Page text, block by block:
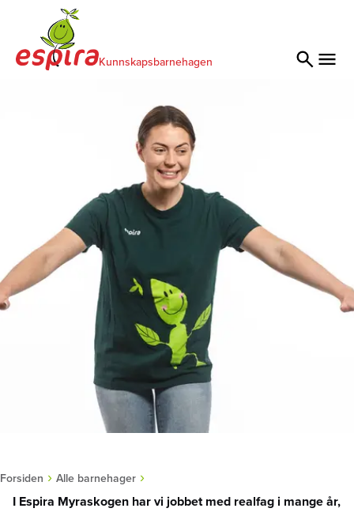
Kunnskapsbarnehagen
Forsiden › Alle barnehager ›
I Espira Myraskogen har vi jobbet med realfag i mange år,